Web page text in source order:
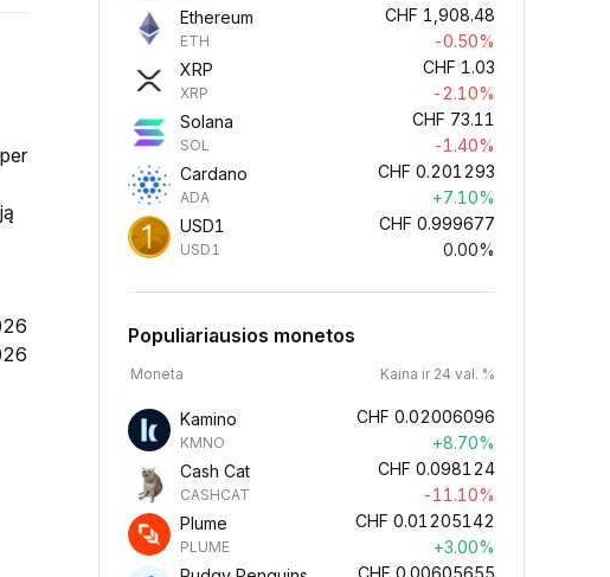
Ethereum
ETH
CHF 1,908.48
-0.50%
XRP
XRP
CHF 1.03
-2.10%
Solana
SOL
CHF 73.11
-1.40%
Cardano
ADA
CHF 0.201293
+7.10%
USD1
USD1
CHF 0.999677
0.00%
Populiariausios monetos
Moneta Kaina ir 24 val. %
Kamino
KMNO
CHF 0.02006096
+8.70%
Cash Cat
CASHCAT
CHF 0.098124
-11.10%
Plume
PLUME
CHF 0.01205142
+3.00%
CHF 0.00605655